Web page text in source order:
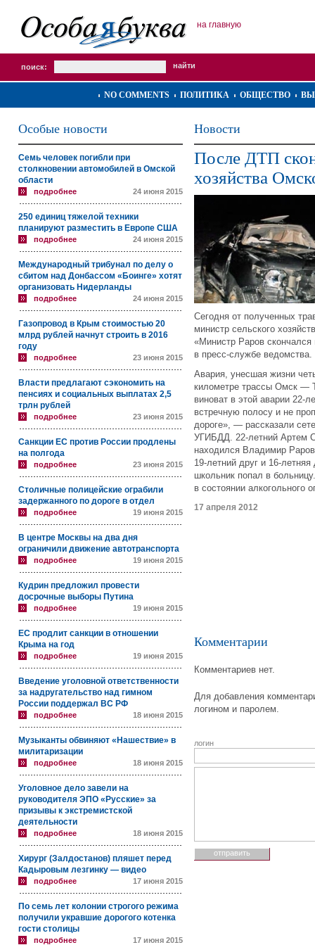
на главную
поиск:
NO COMMENTS ПОЛИТИКА ОБЩЕСТВО
Особые новости
Семь человек погибли при
столкновении автомобилей в Омской
области
подробнее 24 июня 2015
250 единиц тяжелой техники
планируют разместить в Европе США
подробнее 24 июня 2015
Международный трибунал по делу о
сбитом над Донбассом «Боинге» хотят
организовать Нидерланды
подробнее 24 июня 2015
Газопровод в Крым стоимостью 20
млрд рублей начнут строить в 2016
году
подробнее 23 июня 2015
Власти предлагают сэкономить на
пенсиях и социальных выплатах 2,5
трлн рублей
подробнее 23 июня 2015
Санкции ЕС против России продлены
на полгода
подробнее 23 июня 2015
Столичные полицейские ограбили
задержанного по дороге в отдел
подробнее 19 июня 2015
В центре Москвы на два дня
ограничили движение автотранспорта
подробнее 19 июня 2015
Кудрин предложил провести
досрочные выборы Путина
подробнее 19 июня 2015
ЕС продлит санкции в отношении
Крыма на год
подробнее 19 июня 2015
Введение уголовной ответственности
за надругательство над гимном
России поддержал ВС РФ
подробнее 18 июня 2015
Музыканты обвиняют «Нашествие» в
милитаризации
подробнее 18 июня 2015
Уголовное дело завели на
руководителя ЭПО «Русские» за
призывы к экстремистской
деятельности
подробнее 18 июня 2015
Хирург (Залдостанов) пляшет перед
Кадыровым лезгинку — видео
подробнее 17 июня 2015
По семь лет колонии строгого режима
получили укравшие дорогого котенка
гости столицы
подробнее 17 июня 2015
Новости
После ДТП
хозяйства
Сегодня от полученных
министр сельского
«Министр Раров
в пресс-службе ведомства.
Авария, унесшая жизни
километре трассы Омск —
виноват в этой аварии 22-
встречную полосу и не
дороге», — рассказали
УГИБДД. 22-летний Артем
находился Владимир
19-летний друг и 16-
школьник попал в
в состоянии алкогольного
17 апреля 2012
Комментарии
Комментариев нет.
Для добавления
логином и паролем.
логин